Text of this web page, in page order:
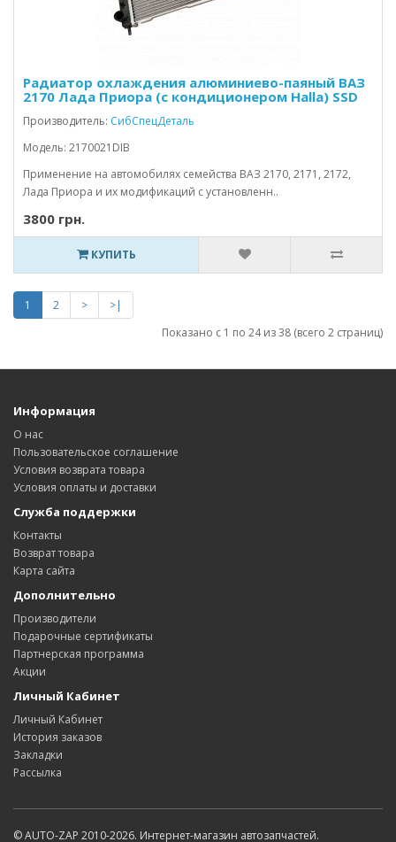
Радиатор охлаждения алюминиево-паяный ВАЗ
2170 Лада Приора (с кондиционером Halla) SSD
Производитель: СибСпецДеталь
Модель: 2170021DIB
Применение на автомобилях семейства ВАЗ 2170, 2171, 2172,
Лада Приора и их модификаций с установленн..
3800 грн.
КУПИТЬ
1 2 >
>|
Показано с 1 по 24 из 38 (всего 2 страниц)
Информация
О нас
Пользовательское соглашение
Условия возврата товара
Условия оплаты и доставки
Служба поддержки
Контакты
Возврат товара
Карта сайта
Дополнительно
Производители
Подарочные сертификаты
Партнерская программа
Акции
Личный Кабинет
Личный Кабинет
История заказов
Закладки
Рассылка
© AUTO-ZAP 2010-2026. Интернет-магазин автозапчастей.